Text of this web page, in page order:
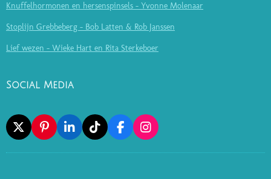
Knuffelhormonen en hersenspinsels - Yvonne Molenaar
Stoplijn Grebbeberg - Bob Latten & Rob Janssen
Lief wezen - Wieke Hart en Rita Sterkeboer
Social Media
X
P
I
N
L
I
N
T
I
K
F
A
C
I
N
S